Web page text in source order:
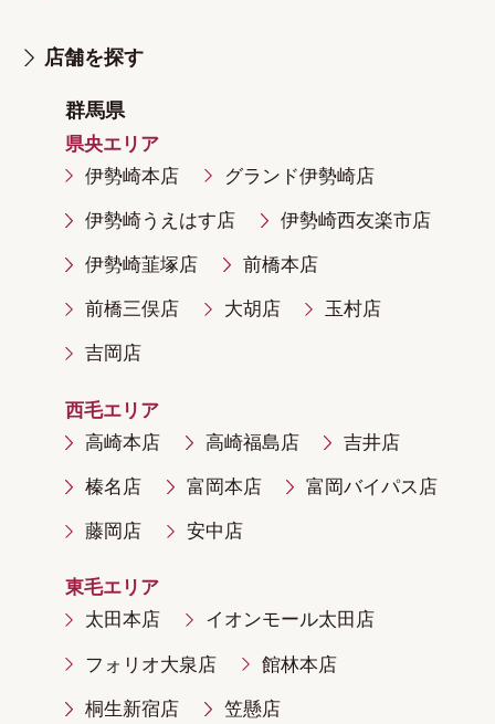
店舗を探す
群馬県
県央エリア
伊勢崎本店
グランド伊勢崎店
伊勢崎うえはす店 伊勢崎西友楽市店
伊勢崎韮塚店 前橋本店
前橋三俣店 大胡店 玉村店
吉岡店
西毛エリア
高崎本店
高崎福島店 吉井店
榛名店 富岡本店 富岡バイパス店
藤岡店 安中店
東毛エリア
太田本店
イオンモール太田店
フォリオ大泉店 館林本店
桐生新宿店 笠懸店